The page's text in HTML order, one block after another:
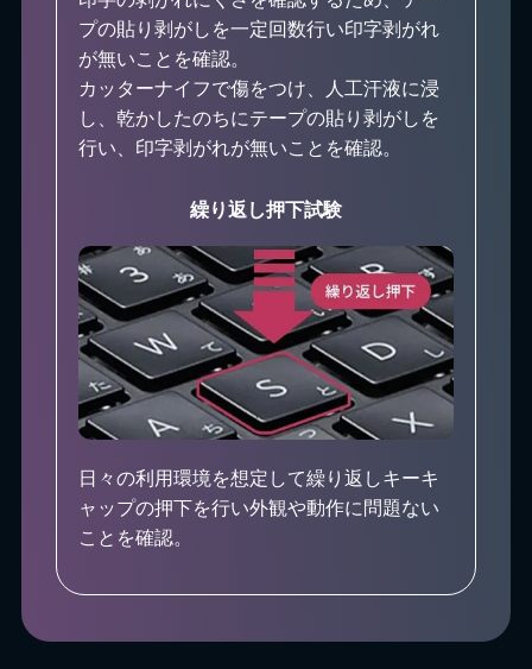
プの貼り剥がしを一定回数行い印字剥がれ
が無いことを確認。
カッターナイフで傷をつけ、人工汗液に浸
し、乾かしたのちにテープの貼り剥がしを
行い、印字剥がれが無いことを確認。
繰り返し押下試験
日々の利用環境を想定して繰り返しキーキ
ャップの押下を行い外観や動作に問題ない
ことを確認。